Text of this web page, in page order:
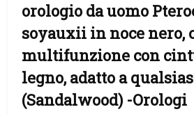
orologio da uomo
soyauxii in noce nero,
multifunzione con
legno, adatto a
(Sandalwood) -Orologi